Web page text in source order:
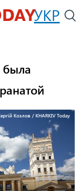
УКР
была
Козлов / KHARKIV Today